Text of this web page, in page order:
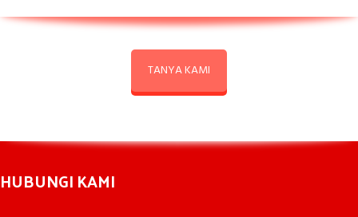
TANYA KAMI
HUBUNGI KAMI